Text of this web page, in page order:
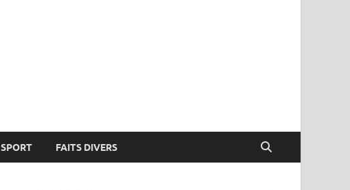
SPORT FAITS DIVERS